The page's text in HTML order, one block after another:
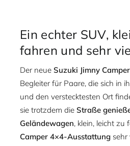
Ein echter SUV,
fahren und sehr
Der neue Suzuki Jimny
Begleiter für Paare, die sich in
und den verstecktesten Ort
sie trotzdem die Straße
Geländewagen, klein, leicht zu
Camper 4×4-Ausstattungsehr